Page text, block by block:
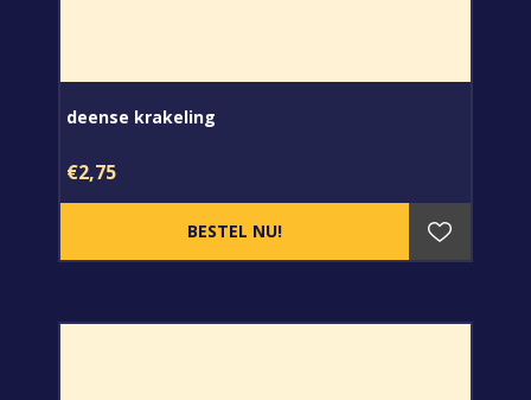
deense krakeling
€2,75